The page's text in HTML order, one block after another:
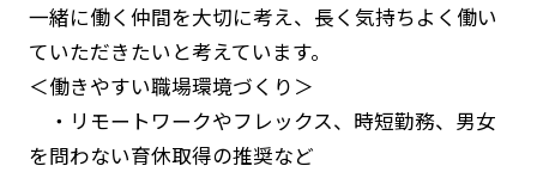
一緒に働く仲間を大切に考え、長く気持ちよく働い
ていただきたいと考えています。
＜働きやすい職場環境づくり＞
・リモートワークやフレックス、時短勤務、男女
を問わない育休取得の推奨など